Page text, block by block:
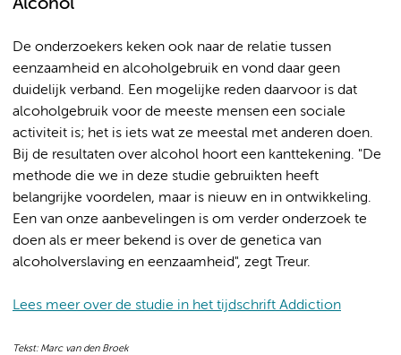
Alcohol
De onderzoekers keken ook naar de relatie tussen
eenzaamheid en alcoholgebruik en vond daar geen
duidelijk verband. Een mogelijke reden daarvoor is dat
alcoholgebruik voor de meeste mensen een sociale
activiteit is; het is iets wat ze meestal met anderen doen.
Bij de resultaten over alcohol hoort een kanttekening. "De
methode die we in deze studie gebruikten heeft
belangrijke voordelen, maar is nieuw en in ontwikkeling.
Een van onze aanbevelingen is om verder onderzoek te
doen als er meer bekend is over de genetica van
alcoholverslaving en eenzaamheid", zegt Treur.
Lees meer over de studie in het tijdschrift Addiction
Tekst: Marc van den Broek